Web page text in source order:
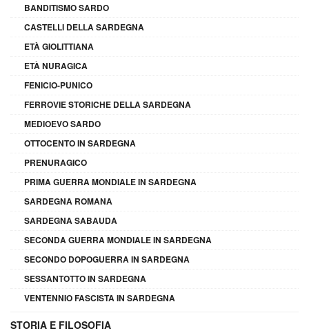
BANDITISMO SARDO
CASTELLI DELLA SARDEGNA
ETÀ GIOLITTIANA
ETÀ NURAGICA
FENICIO-PUNICO
FERROVIE STORICHE DELLA SARDEGNA
MEDIOEVO SARDO
OTTOCENTO IN SARDEGNA
PRENURAGICO
PRIMA GUERRA MONDIALE IN SARDEGNA
SARDEGNA ROMANA
SARDEGNA SABAUDA
SECONDA GUERRA MONDIALE IN SARDEGNA
SECONDO DOPOGUERRA IN SARDEGNA
SESSANTOTTO IN SARDEGNA
VENTENNIO FASCISTA IN SARDEGNA
STORIA E FILOSOFIA